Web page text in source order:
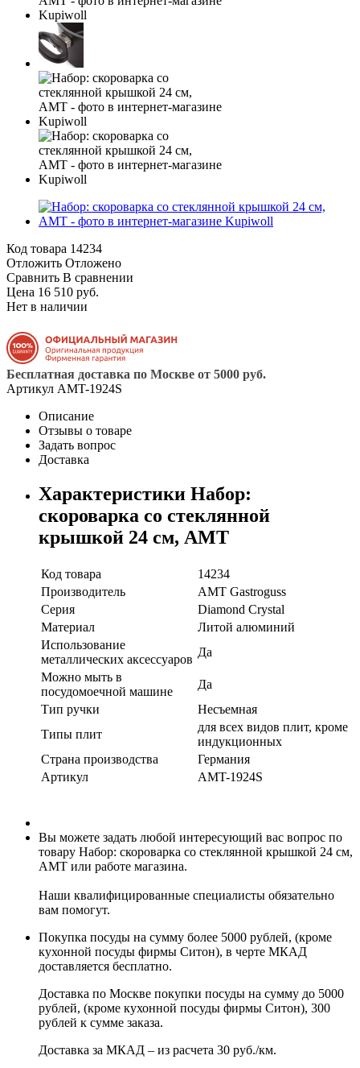
Код товара 14234
Отложить Отложено
Сравнить В сравнении
Цена 16 510 руб.
Нет в наличии
Бесплатная доставка по Москве от 5000 руб.
Артикул AMT-1924S
Описание
Отзывы о товаре
Задать вопрос
Доставка
Характеристики Набор:
скороварка со стеклянной
крышкой 24 см, AMT
Код товара
14234
Производитель
AMT Gastroguss
Серия
Diamond Crystal
Материал
Литой алюминий
Использование
металлических аксессуаров
Да
Можно мыть в
посудомоечной машине
Да
Тип ручки
Несъемная
Типы плит
для всех видов плит, кроме
индукционных
Страна производства
Германия
Артикул
AMT-1924S
Вы можете задать любой интересующий вас вопрос по
товару Набор: скороварка со стеклянной крышкой 24 см,
AMT или работе магазина.
Наши квалифицированные специалисты обязательно
вам помогут.
Покупка посуды на сумму более 5000 рублей, (кроме
кухонной посуды фирмы Ситон), в черте МКАД
доставляется бесплатно.
Доставка по Москве покупки посуды на сумму до 5000
рублей, (кроме кухонной посуды фирмы Ситон), 300
рублей к сумме заказа.
Доставка за МКАД – из расчета 30 руб./км.